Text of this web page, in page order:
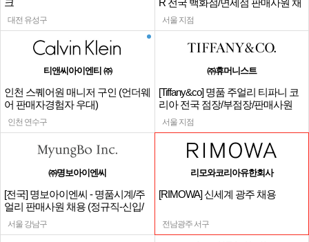
대전 유성구
용
서울 지점
티앤씨아이엔티 ㈜
인천 스퀘어원 매니저 구인 (언더웨
어 판매자경험자 우대)
인천 연수구
㈜휴머니스트
[Tiffany&co] 명품 주얼리 티파니 코
리아 전국 점장/부점장/판매사원
서울 지점
㈜명보아이엔씨
[전국] 명보아이엔씨 - 명품시계/주
얼리 판매사원 채용 (정규직-신입/
경력)
서울 강남구
리모와코리아유한회사
[RIMOWA] 신세계 광주 채용
전남광주 서구